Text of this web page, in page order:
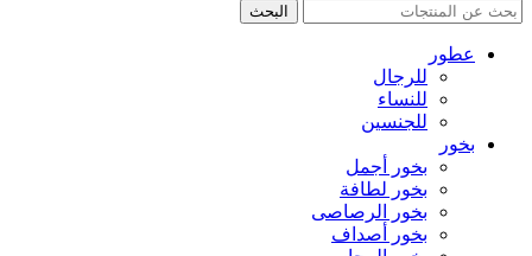
البحث
عطور
للرجال
للنساء
للجنسين
بخور
بخور أجمل
بخور لطافة
بخور الرصاصى
بخور أصداف